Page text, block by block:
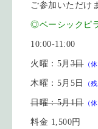
ご参加いただけ
◎ベーシックピ
10:00-11:00
火曜：5月3日（休
木曜：5月5日 （
日曜：5月1日（休
料金 1,500円